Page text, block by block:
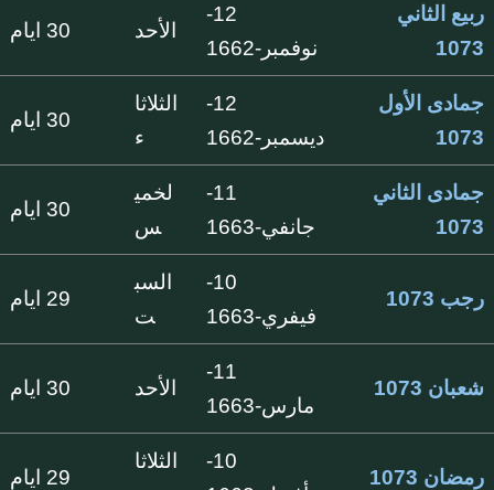
ربيع الثاني
1073
12-
نوفمبر-1662
الأحد 30 ايام
جمادى الأول
1073
12-
ديسمبر-1662
الثلاثا
ء
30 ايام
جمادى الثاني
1073
11-
جانفي-1663
لخمي
س
30 ايام
رجب 1073
10-
فيفري-1663
السب
ت
29 ايام
شعبان 1073
11-
مارس-1663
الأحد 30 ايام
رمضان 1073
10-
الثلاثا
29 ايام